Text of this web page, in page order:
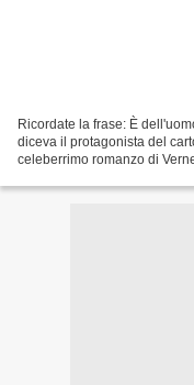
Ricordate la frase: È
diceva il protagonista del
celeberrimo romanzo di